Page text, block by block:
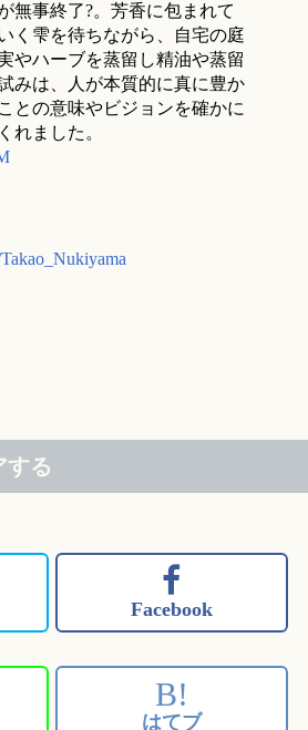
無事終了?。芳香に包まれて
く雫を待ちながら、自宅の庭
やハーブを蒸留し精油や蒸留
みは、人が本質的に真に豊か
との意味やビジョンを確かに
れました。
する
Facebook
B!
はてブ